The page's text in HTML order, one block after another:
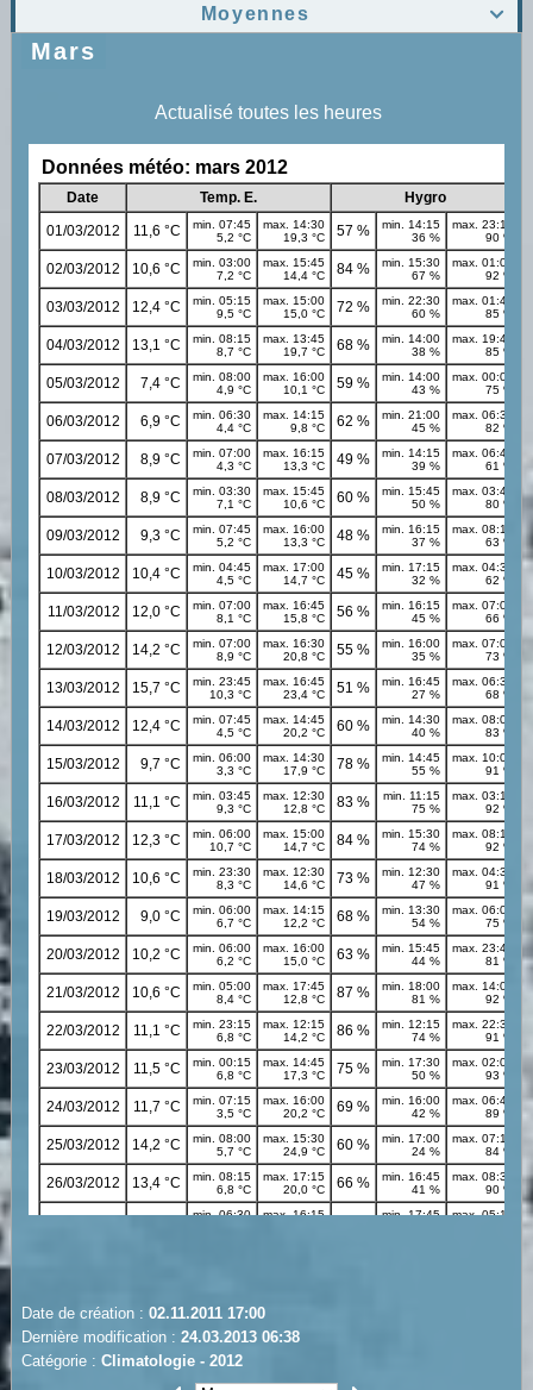

Moyennes
Mars
Actualisé toutes les heures
Date de création : 02.11.2011 17:00
Dernière modification : 24.03.2013 06:38
Catégorie : Climatologie - 2012